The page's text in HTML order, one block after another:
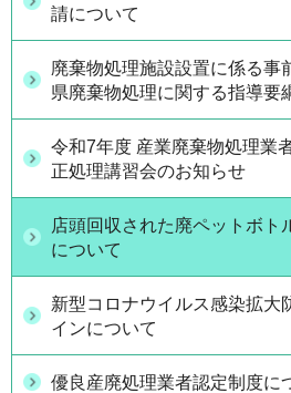
請について
廃棄物処理施設設置に係る事
県廃棄物処理に関する指導要
令和7年度 産業廃棄物処理業
正処理講習会のお知らせ
店頭回収された廃ペットボト
について
新型コロナウイルス感染拡大
インについて
優良産廃処理業者認定制度に